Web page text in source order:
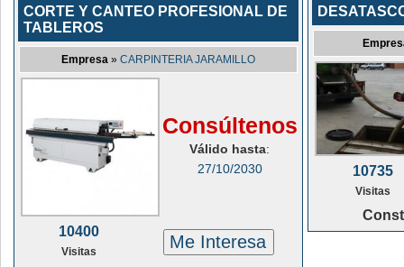
CORTE Y CANTEO PROFESIONAL DE
TABLEROS
Empresa » CARPINTERIA JARAMILLO
Consúltenos
Válido hasta:
27/10/2030
10400
Visitas Me Interesa
10735
Visitas